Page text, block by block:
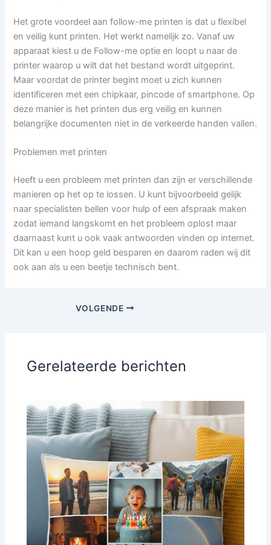
Het grote voordeel aan follow-me printen is dat u flexibel
en veilig kunt printen. Het werkt namelijk zo. Vanaf uw
apparaat kiest u de Follow-me optie en loopt u naar de
printer waarop u wilt dat het bestand wordt uitgeprint.
Maar voordat de printer begint moet u zich kunnen
identificeren met een chipkaar, pincode of smartphone. Op
deze manier is het printen dus erg veilig en kunnen
belangrijke documenten niet in de verkeerde handen vallen.
Problemen met printen
Heeft u een probleem met printen dan zijn er verschillende
manieren op het op te lossen. U kunt bijvoorbeeld gelijk
naar specialisten bellen voor hulp of een afspraak maken
zodat iemand langskomt en het probleem oplost maar
daarnaast kunt u ook vaak antwoorden vinden op internet.
Dit kan u een hoop geld besparen en daarom raden wij dit
ook aan als u een beetje technisch bent.
VOLGENDE
Gerelateerde berichten